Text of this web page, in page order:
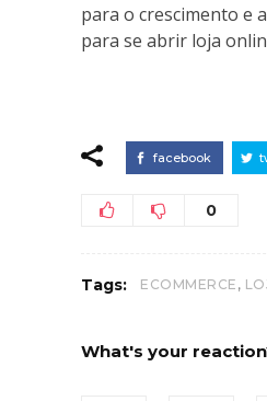
para o crescimento e
para se abrir loja
facebook
0
Tags: ECOMMERCE ,
What's your